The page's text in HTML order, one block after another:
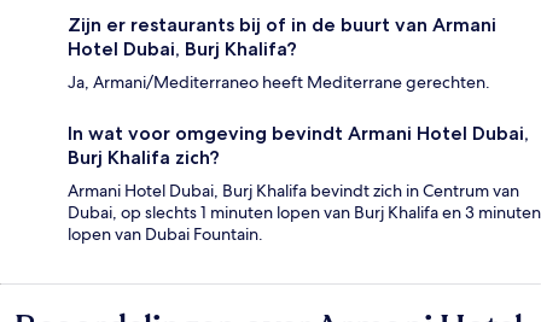
Zijn er restaurants bij of in de buurt van Armani
Hotel Dubai, Burj Khalifa?
Ja, Armani/Mediterraneo heeft Mediterrane gerechten.
In wat voor omgeving bevindt Armani Hotel Dubai,
Burj Khalifa zich?
Armani Hotel Dubai, Burj Khalifa bevindt zich in Centrum van
Dubai, op slechts 1 minuten lopen van Burj Khalifa en 3 minuten
lopen van Dubai Fountain.